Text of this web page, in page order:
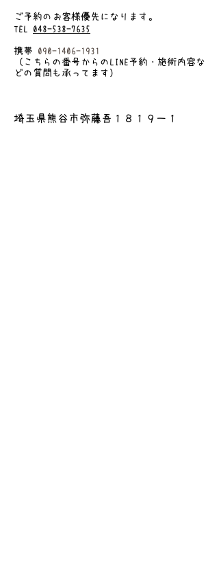
​ご予約のお客様優先になります 。
TEL 048-538-7635
携帯
090-1406-1931
（こちらの番号からのLINE予約・施術内容な
どの質問も承ってます）
埼玉県熊谷市弥藤吾１８１９ー１